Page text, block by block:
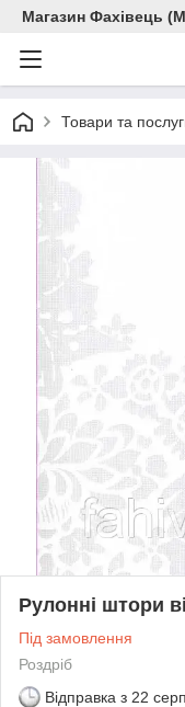
Магазин Фахівець
Товари та
Рулонні штори
Під замовлення
Роздріб
Відправка з 22